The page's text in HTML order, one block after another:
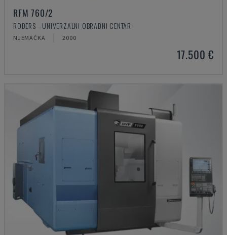
RFM 760/2
RÖDERS - UNIVERZALNI OBRADNI CENTAR
NJEMAČKA 2000
17.500 €